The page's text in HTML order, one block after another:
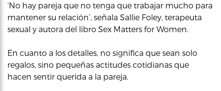
‘No hay pareja que no tenga que trabajar mucho para
mantener su relación’, señala Sallie Foley, terapeuta
sexual y autora del libro Sex Matters for Women.
En cuanto a los detalles, no significa que sean solo
regalos, sino pequeñas actitudes cotidianas que
hacen sentir querida a la pareja.